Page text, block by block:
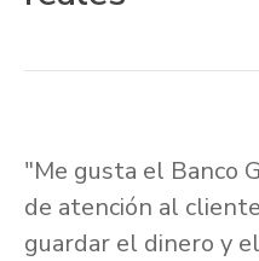
"Me gusta el Banco
de atención al
guardar el dinero y